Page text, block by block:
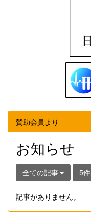
賛助会員より
お知らせ
全ての記事 5件
記事がありません。